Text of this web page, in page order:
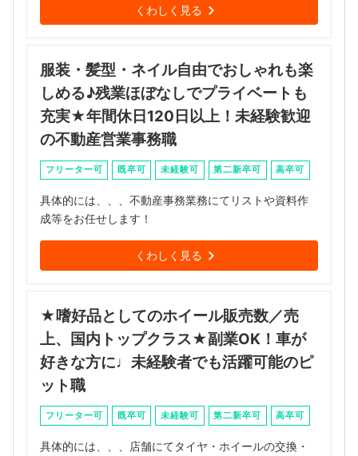
くわしく見る
服装・髪型・ネイル自由でおしゃれも楽
しめる♪残業ほぼなしでプライベートも
充実★年間休日120日以上！未経験歓迎
の不動産営業事務職
フリーター可 既卒可 未経験可 第二新卒可 高卒可
具体的には、、、不動産事務業務にてリストや資料作
成等をお任せします！
くわしく見る
★嗜好品としてのホイール販売数／売
上、国内トップクラス★副業OK！車が
好きな方に♩未経験者でも活躍可能のピ
ット職
フリーター可 既卒可 未経験可 第二新卒可 高卒可
具体的には、、、店舗にてタイヤ・ホイールの交換・